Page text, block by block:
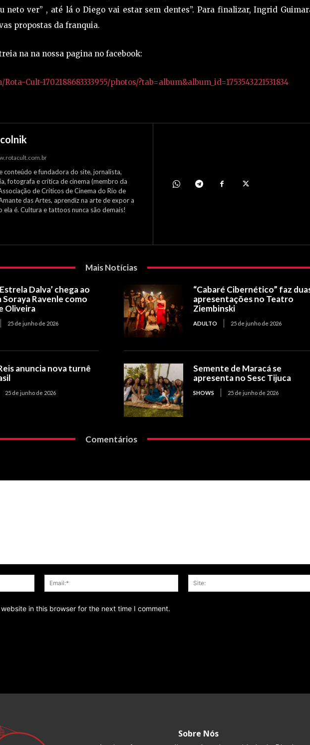
neto ver” , até lá o Diego vai estar sem dentes”. Para finalizar, Ingrid
propostas da franquia.
na na nossa pagina no facebook:
Cult-1702188683333955/photos/?tab=album&album_id=1753543221531834
conteúdo e fundadora do site, jornalista,
fotografa e crítica de cinema (membro da
de Críticos de Cinema do Rio de
das Artes, aprendiz na arte de expor a
ela é. Cultura e tattoos nunca são demais!
Mais Notícias
Dalva’ chega ao
Soraya Ravenle como
Oliveira
25 de junho de 2026
“Cabaré Cibernético” faz
apresentações no Teatro
Ziembinski
ADULTO 25 de junho de 2026
anuncia nova turnê
25 de junho de 2026
Semente de Maracá se
apresenta no Sesc Tijuca
SHOWS 25 de junho de 2026
Comentários
Nome:*
Email:*
in this browser for the next time I comment.
Sobre Nós